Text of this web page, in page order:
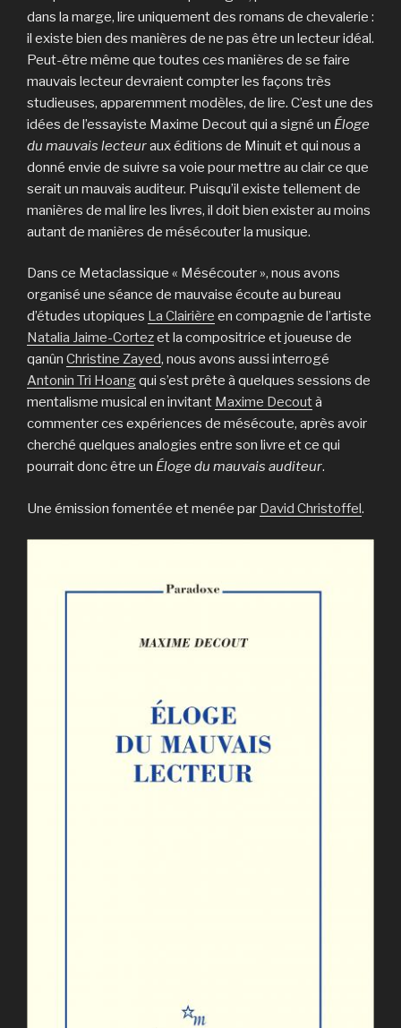
dans la marge, lire uniquement des romans de chevalerie :
il existe bien des manières de ne pas être un lecteur idéal.
Peut-être même que toutes ces manières de se faire
mauvais lecteur devraient compter les façons très
studieuses, apparemment modèles, de lire. C’est une des
idées de l’essayiste Maxime Decout qui a signé un Éloge
du mauvais lecteuraux éditions de Minuit et qui nous a
donné envie de suivre sa voie pour mettre au clair ce que
serait un mauvais auditeur. Puisqu’il existe tellement de
manières de mal lire les livres, il doit bien exister au moins
autant de manières de mésécouter la musique.
Dans ce Metaclassique « Mésécouter », nous avons
organisé une séance de mauvaise écoute au bureau
d’études utopiques La Clairière en compagnie de l’artiste
Natalia Jaime-Cortezet la compositrice et joueuse de
qanûn Christine Zayed, nous avons aussi interrogé
Antonin Tri Hoangqui s’est prête à quelques sessions de
mentalisme musical en invitant Maxime Decoutà
commenter ces expériences de mésécoute, après avoir
cherché quelques analogies entre son livre et ce qui
pourrait donc être un Éloge du mauvais auditeur.
Une émission fomentée et menée par David Christoffel.